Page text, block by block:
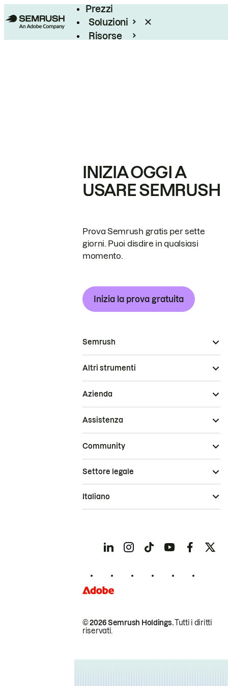
Prezzi
Soluzioni
Risorse
INIZIA OGGI A
USARE SEMRUSH
Prova Semrush gratis per sette
giorni. Puoi disdire in qualsiasi
momento.
Inizia la prova gratuita
Semrush
Altri strumenti
Azienda
Assistenza
Community
© 2026 Semrush Holdings.Tutti i diritti
riservati.
Settore legale
Italiano